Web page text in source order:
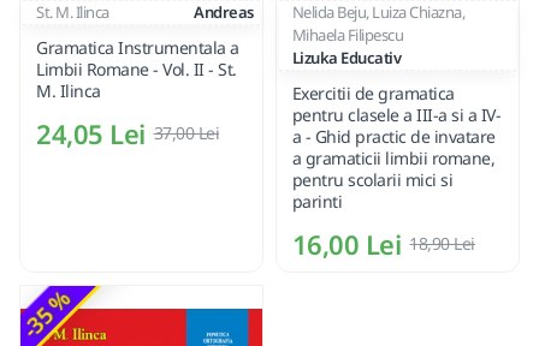
St. M. Ilinca Andreas
Gramatica Instrumentala a
Limbii Romane - Vol. II - St.
M. Ilinca
24,05 Lei 37,00 Lei
Nelida Beju, Luiza Chiazna,
Mihaela Filipescu
Lizuka Educativ
Exercitii de gramatica
pentru clasele a III-a si a IV-
a - Ghid practic de invatare
a gramaticii limbii romane,
pentru scolarii mici si
parinti
16,00 Lei 18,90 Lei
-35 %